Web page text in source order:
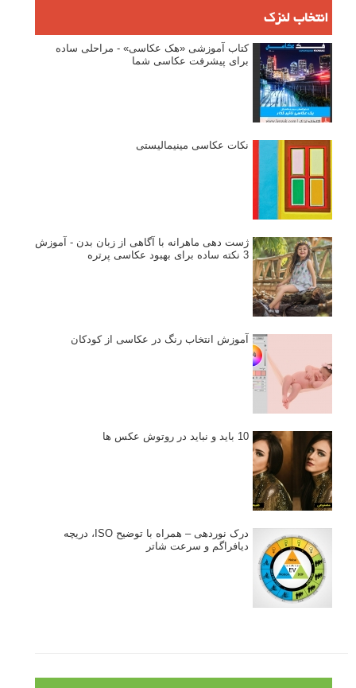
انتخاب لنزک
کتاب آموزشی «هک عکاسی» - مراحلی ساده
برای پیشرفت عکاسی شما
نکات عکاسی مینیمالیستی
ژست دهی ماهرانه با آگاهی از زبان بدن - آموزش
3 نکته ساده برای بهبود عکاسی پرتره
آموزش انتخاب رنگ در عکاسی از کودکان
10 باید و نباید در روتوش عکس ها
درک نوردهی – همراه با توضیح ISO، دریچه
دیافراگم و سرعت شاتر